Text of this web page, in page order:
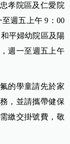
孝院區及仁愛院
至週五上午 9：00
平婦幼院區及陽
週一至週五上午
的學童請先於家
，並請攜帶健保
繳交掛號費，敬